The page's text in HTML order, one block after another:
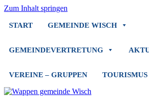
Zum Inhalt springen
START GEMEINDE WISCH
GEMEINDEVERTRETUNG
VEREINE – GRUPPEN TOURISMUS